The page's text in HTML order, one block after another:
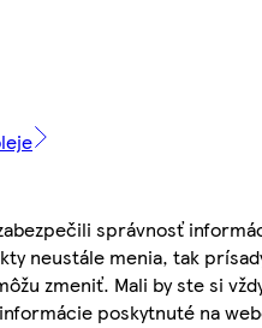
správnosť
neustále menia, tak
zmeniť. Mali by ste si
poskytnuté na